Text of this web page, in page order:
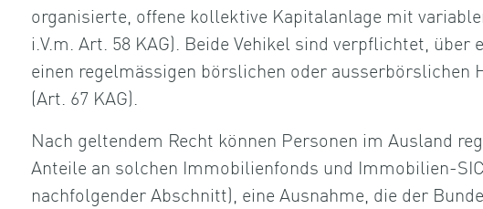
organisierte, offene kollektive Kapitalanlage mit
i.V.m. Art. 58 KAG). Beide Vehikel sind verpflichtet,
einen regelmässigen börslichen oder ausserbörslichen
(Art. 67 KAG).
Nach geltendem Recht können Personen im Ausland
Anteile an solchen Immobilienfonds und Immobilien-
nachfolgender Abschnitt), eine Ausnahme, die der